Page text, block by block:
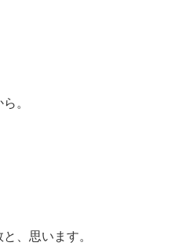
。
、思います。